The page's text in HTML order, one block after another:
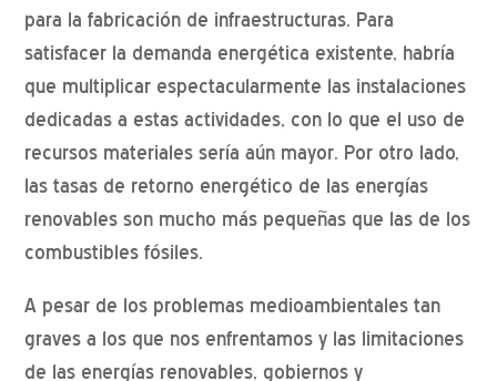
para la fabricación de infraestructuras. Para
satisfacer la demanda energética existente, habría
que multiplicar espectacularmente las instalaciones
dedicadas a estas actividades, con lo que el uso de
recursos materiales sería aún mayor. Por otro lado,
las tasas de retorno energético de las energías
renovables son mucho más pequeñas que las de los
combustibles fósiles.
A pesar de los problemas medioambientales tan
graves a los que nos enfrentamos y las limitaciones
de las energías renovables, gobiernos y